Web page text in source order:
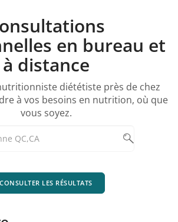
en bureau et
à distance
diététiste près de chez
à vos besoins en nutrition, où que
vous soyez.
CONSULTER LES RÉSULTATS